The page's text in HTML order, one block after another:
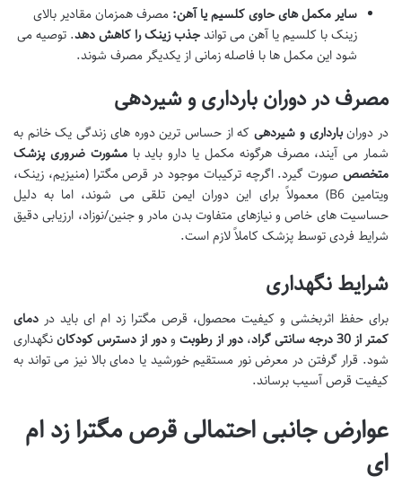
سایر مکمل های حاوی کلسیم یا آهن: مصرف همزمان مقادیر بالای
زینک با کلسیم یا آهن می تواندجذب زینک را کاهش دهد. توصیه می
شود این مکمل ها با فاصله زمانی از یکدیگر مصرف شوند.
مصرف در دوران بارداری و شیردهی
در دورانبارداری و شیردهیکه از حساس ترین دوره های زندگی یک خانم به
شمار می آیند، مصرف هرگونه مکمل یا دارو باید بامشورت ضروری پزشک
متخصص صورت گیرد. اگرچه ترکیبات موجود در قرص مگترا (منیزیم، زینک،
ویتامین B6) معمولاً برای این دوران ایمن تلقی می شوند، اما به دلیل
حساسیت های خاص و نیازهای متفاوت بدن مادر و جنین/نوزاد، ارزیابی دقیق
شرایط فردی توسط پزشک کاملاً لازم است.
شرایط نگهداری
برای حفظ اثربخشی و کیفیت محصول، قرص مگترا زد ام ای باید در دمای
کمتر از 30 درجه سانتی گراد
،دور از رطوبتودور از دسترس کودکاننگهداری
شود. قرار گرفتن در معرض نور مستقیم خورشید یا دمای بالا نیز می تواند به
کیفیت قرص آسیب برساند.
عوارض جانبی احتمالی قرص مگترا زد ام
ای